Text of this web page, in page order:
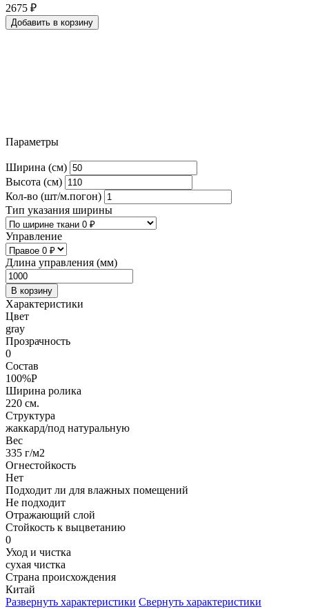
2675 ₽
Добавить в корзину
Параметры
Ширина (см)
Высота (см)
Кол-во (шт/м.погон)
Тип указания ширины
Управление
Длина управления (мм)
В корзину
Характеристики
Цвет
gray
Прозрачность
0
Состав
100%P
Ширина ролика
220 см.
Структура
жаккард/под натуральную
Вес
335 г/м2
Огнестойкость
Нет
Подходит ли для влажных помещений
Не подходит
Отражающий слой
Стойкость к выцветанию
0
Уход и чистка
сухая чистка
Страна происхождения
Китай
Развернуть характеристики Свернуть характеристики